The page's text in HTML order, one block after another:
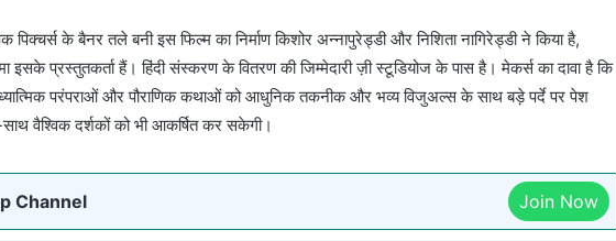
के बैनर तले बनी इस फिल्म का निर्माण किशोर अन्नापुरेड्डी और निशिता नागिरेड्डी ने किया है,
इसके प्रस्तुतकर्ता हैं। हिंदी संस्करण के वितरण की जिम्मेदारी ज़ी स्टूडियोज के पास है। मेकर्स का दावा है कि
परंपराओं और पौराणिक कथाओं को आधुनिक तकनीक और भव्य विजुअल्स के साथ बड़े पर्दे पर पेश
वैश्विक दर्शकों को भी आकर्षित कर सकेगी।
Channel Join Now